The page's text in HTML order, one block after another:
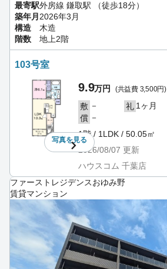
最寄駅外房線 鎌取駅 （徒歩18分）
築年月 2026年3月
構造
木造
階数
地上2階
103号室
写真を見る
9.9万円 (共益費 3,500円)
敷 － 礼 1ヶ月
償 －
1階 / 1LDK / 50.05㎡
2026/08/07 更新
ハウスコム 千葉店
ファーストレジデンスおゆみ野
賃貸マンション